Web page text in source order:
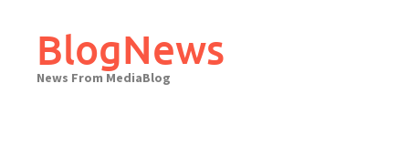
contentBlogNews
News From MediaBlog